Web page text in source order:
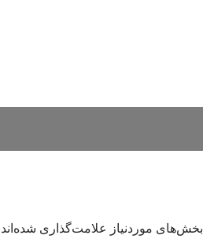
بخش‌های موردنیاز علامت‌گذاری شده‌اند